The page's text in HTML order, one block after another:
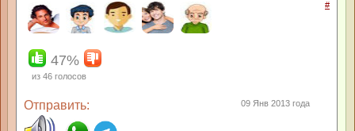
#
47%
из 46 голосов
Отправить: 09 Янв 2013 года